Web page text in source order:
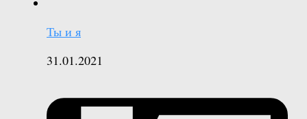
Ты и я
31.01.2021